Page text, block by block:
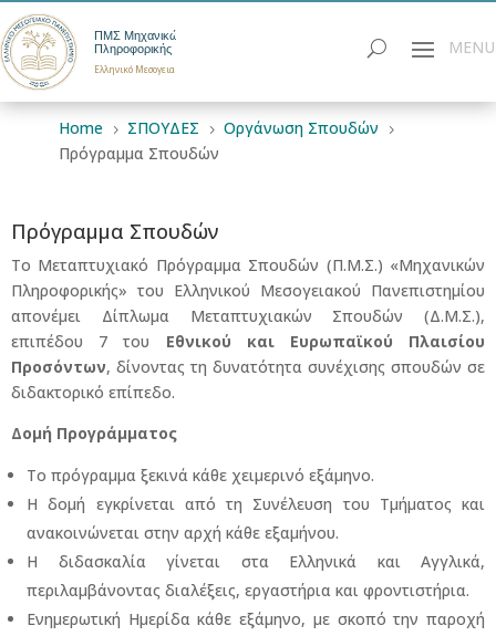
ΠΜΣ Μηχανικών
Πληροφορικής
Ελληνικό Μεσογειακό Πανεπιστήμιο
Home 5 ΣΠΟΥΔΕΣ 5 Οργάνωση Σπουδών 5
Πρόγραμμα Σπουδών
Πρόγραμμα Σπουδών
Το Μεταπτυχιακό Πρόγραμμα Σπουδών (Π.Μ.Σ.) «Μηχανικών
Πληροφορικής» του Ελληνικού Μεσογειακού Πανεπιστημίου
απονέμει Δίπλωμα Μεταπτυχιακών Σπουδών (Δ.Μ.Σ.),
επιπέδου 7 του Εθνικού και Ευρωπαϊκού Πλαισίου
Προσόντων, δίνοντας τη δυνατότητα συνέχισης σπουδών σε
διδακτορικό επίπεδο.
Δομή Προγράμματος
Το πρόγραμμα ξεκινά κάθε χειμερινό εξάμηνο.
Η δομή εγκρίνεται από τη Συνέλευση του Τμήματος και
ανακοινώνεται στην αρχή κάθε εξαμήνου.
Η διδασκαλία γίνεται στα Ελληνικά και Αγγλικά,
περιλαμβάνοντας διαλέξεις, εργαστήρια και φροντιστήρια.
Ενημερωτική Ημερίδα κάθε εξάμηνο, με σκοπό την παροχή